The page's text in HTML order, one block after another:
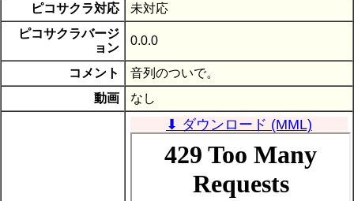
ピコサクラ対応
未対応
ピコサクラバージ
ョン
0.0.0
コメント
音列のついで。
動画
なし
⬇ ダウンロード (MML)